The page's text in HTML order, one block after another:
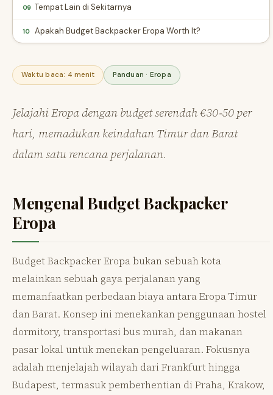
09 Tempat Lain di Sekitarnya
10 Apakah Budget Backpacker Eropa Worth It?
Waktu baca: 4 menit Panduan · Eropa
Jelajahi Eropa dengan budget serendah €30‑50 per
hari, memadukan keindahan Timur dan Barat
dalam satu rencana perjalanan.
Mengenal Budget Backpacker
Eropa
Budget Backpacker Eropa bukan sebuah kota
melainkan sebuah gaya perjalanan yang
memanfaatkan perbedaan biaya antara Eropa Timur
dan Barat. Konsep ini menekankan penggunaan hostel
dormitory, transportasi bus murah, dan makanan
pasar lokal untuk menekan pengeluaran. Fokusnya
adalah menjelajah wilayah dari Frankfurt hingga
Budapest, termasuk pemberhentian di Praha, Krakow,